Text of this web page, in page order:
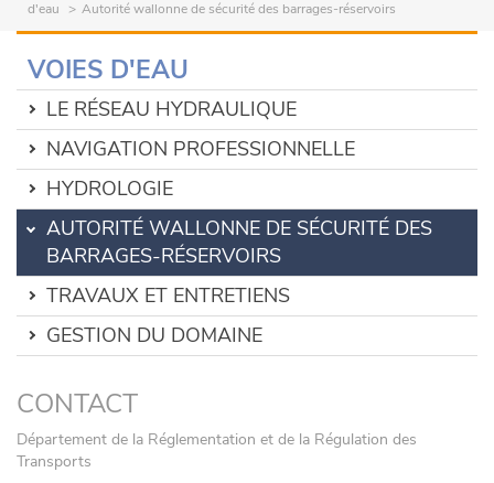
d'eau
Autorité wallonne de sécurité des barrages-réservoirs
VOIES D'EAU
LE RÉSEAU HYDRAULIQUE
NAVIGATION PROFESSIONNELLE
HYDROLOGIE
AUTORITÉ WALLONNE DE SÉCURITÉ DES
BARRAGES-RÉSERVOIRS
TRAVAUX ET ENTRETIENS
GESTION DU DOMAINE
CONTACT
Département de la Réglementation et de la Régulation des
Transports